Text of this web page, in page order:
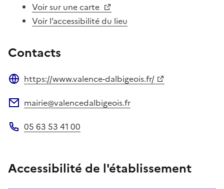
Voir sur une carte
Voir l’accessibilité du lieu
Contacts
https://www.valence-dalbigeois.fr/
mairie@valencedalbigeois.fr
05 63 53 41 00
Accessibilité de l'établissement